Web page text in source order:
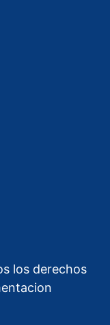
los derechos